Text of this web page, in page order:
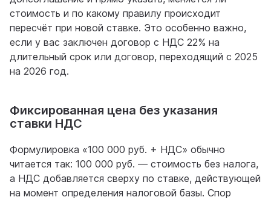
стоимость и по какому правилу происходит
пересчёт при новой ставке. Это особенно важно,
если у вас заключен договор с НДС 22% на
длительный срок или договор, переходящий с 2025
на 2026 год.
Фиксированная цена без указания
ставки НДС
Формулировка «100 000 руб. + НДС» обычно
читается так: 100 000 руб. — стоимость без налога,
а НДС добавляется сверху по ставке, действующей
на момент определения налоговой базы. Спор